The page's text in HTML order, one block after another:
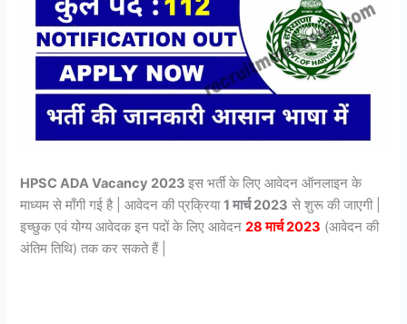
HPSC ADA Vacancy 2023इस भर्ती के लिए आवेदन ऑनलाइन के
माध्यम से माँगी गई है | आवेदन की प्रक्रिया1 मार्च 2023 से शुरू की जाएगी |
इच्छुक एवं योग्य आवेदक इन पदों के लिए आवेदन28 मार्च 2023 (आवेदन की
अंतिम तिथि) तक कर सकते हैं |